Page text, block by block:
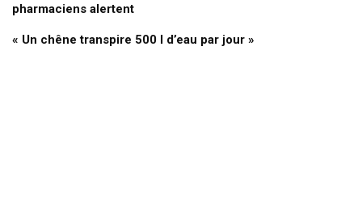
pharmaciens alertent
« Un chêne transpire 500 l d’eau par jour »